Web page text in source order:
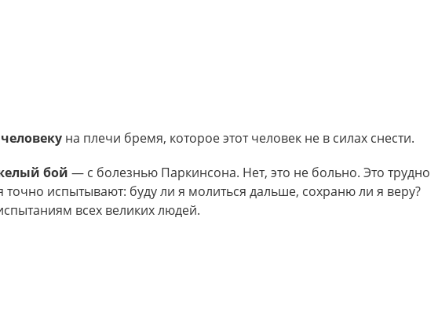
на плечи бремя, которое этот человек не в силах снести.
бой — с болезнью Паркинсона. Нет, это не больно. Это трудно
испытывают: буду ли я молиться дальше, сохраню ли я веру?
всех великих людей.